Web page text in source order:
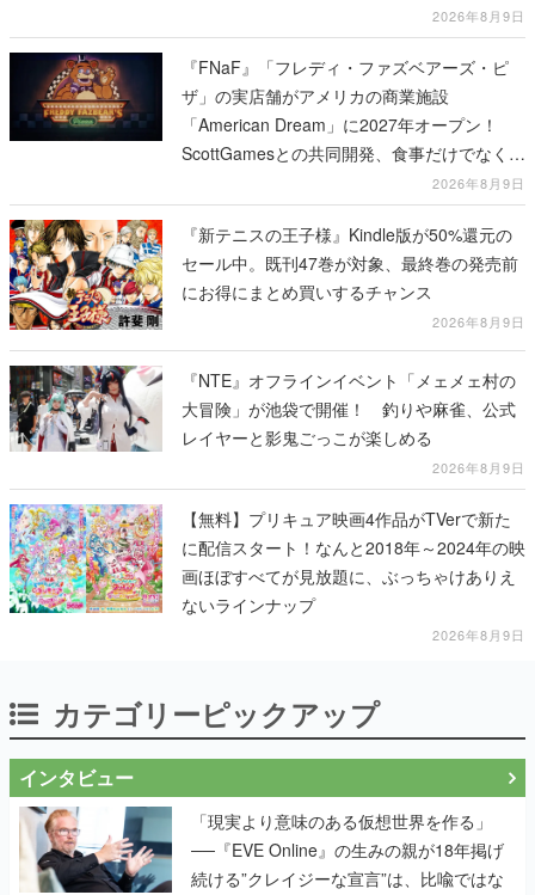
2026年8月9日
『FNaF』「フレディ・ファズベアーズ・ピ
ザ」の実店舗がアメリカの商業施設
「American Dream」に2027年オープン！
ScottGamesとの共同開発、食事だけでなくス
テージショーや没入型のホラー体験も楽しめ
る
2026年8月9日
『新テニスの王子様』Kindle版が50%還元の
セール中。既刊47巻が対象、最終巻の発売前
にお得にまとめ買いするチャンス
2026年8月9日
『NTE』オフラインイベント「メェメェ村の
大冒険」が池袋で開催！ 釣りや麻雀、公式
レイヤーと影鬼ごっこが楽しめる
2026年8月9日
【無料】プリキュア映画4作品がTVerで新た
に配信スタート！なんと2018年～2024年の映
画ほぼすべてが見放題に、ぶっちゃけありえ
ないラインナップ
2026年8月9日
カテゴリーピックアップ
インタビュー
「現実より意味のある仮想世界を作る」
──『EVE Online』の生みの親が18年掲げ
続ける”クレイジーな宣言”は、比喩ではな